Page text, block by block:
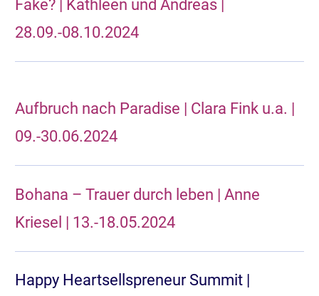
Fake? | Kathleen und Andreas |
28.09.-08.10.2024
Aufbruch nach Paradise | Clara Fink u.a. |
09.-30.06.2024
Bohana – Trauer durch leben | Anne
Kriesel | 13.-18.05.2024
Happy Heartsellspreneur Summit |